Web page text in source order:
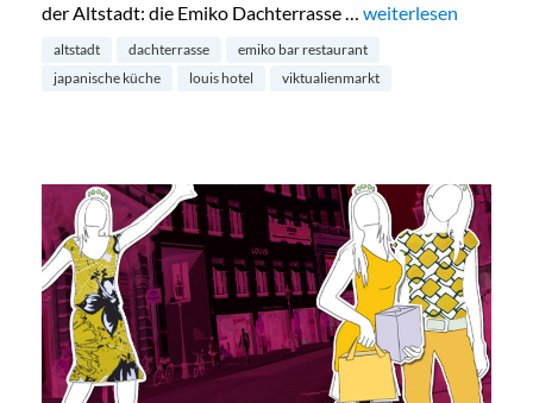
der Altstadt: die Emiko Dachterrasse … „Louis Hotel:
weiterlesen
altstadt dachterrasse
emiko bar restaurant
japanische küche
louis hotel viktualienmarkt